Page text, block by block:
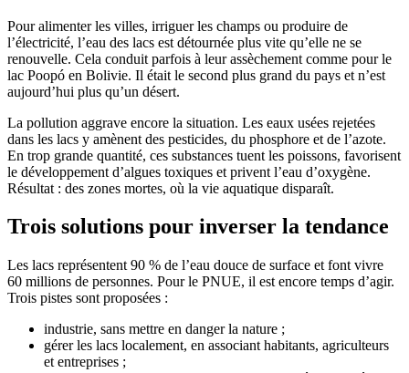
Pour alimenter les villes, irriguer les champs ou produire de
l’électricité, l’eau des lacs est détournée plus vite qu’elle ne se
renouvelle. Cela conduit parfois à leur assèchement comme pour le
lac Poopó en Bolivie. Il était le second plus grand du pays et n’est
aujourd’hui plus qu’un désert.
La pollution aggrave encore la situation. Les eaux usées rejetées
dans les lacs y amènent des pesticides, du phosphore et de l’azote.
En trop grande quantité, ces substances tuent les poissons, favorisent
le développement d’algues toxiques et privent l’eau d’oxygène.
Résultat : des zones mortes, où la vie aquatique disparaît.
Trois solutions pour inverser la tendance
Les lacs représentent 90 % de l’eau douce de surface et font vivre
60 millions de personnes. Pour le PNUE, il est encore temps d’agir.
Trois pistes sont proposées :
industrie, sans mettre en danger la nature ;
gérer les lacs localement, en associant habitants, agriculteurs
et entreprises ;